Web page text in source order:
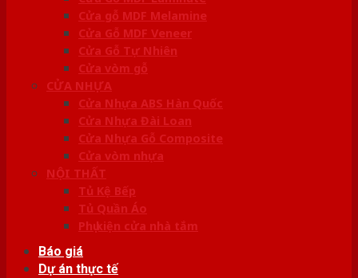
Cửa gỗ MDF Melamine
Cửa Gỗ MDF Veneer
Cửa Gỗ Tự Nhiên
Cửa vòm gỗ
CỬA NHỰA
Cửa Nhựa ABS Hàn Quốc
Cửa Nhựa Đài Loan
Cửa Nhựa Gỗ Composite
Cửa vòm nhựa
NỘI THẤT
Tủ Kệ Bếp
Tủ Quần Áo
Phụ kiện cửa nhà tắm
Báo giá
Dự án thực tế